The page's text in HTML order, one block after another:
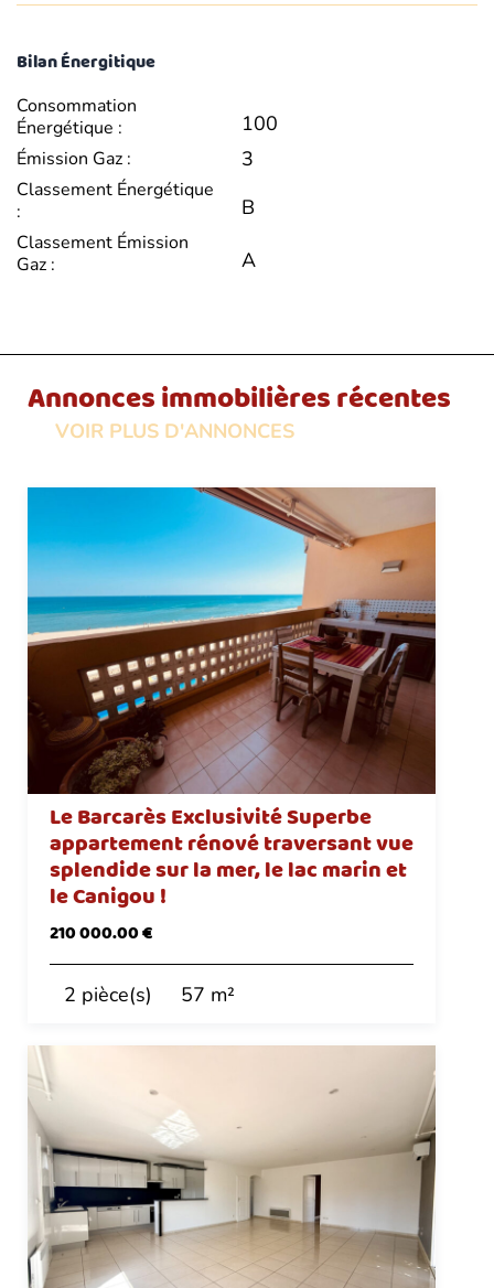
Bilan Énergitique
Consommation
Énergétique :
100
Émission Gaz : 3
Classement Énergétique
:
B
Classement Émission
Gaz :
A
Annonces immobilières récentes
VOIR PLUS D'ANNONCES
Le Barcarès Exclusivité Superbe
appartement rénové traversant vue
splendide sur la mer, le lac marin et
le Canigou !
210 000.00 €
2 pièce(s) 57 m²